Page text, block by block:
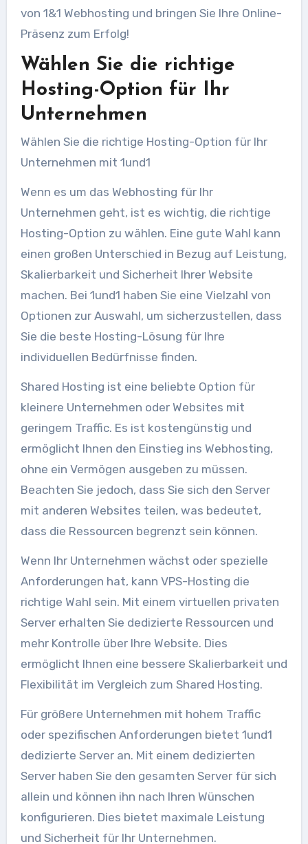
von 1&1 Webhosting und bringen Sie Ihre Online-
Präsenz zum Erfolg!
Wählen Sie die richtige
Hosting-Option für Ihr
Unternehmen
Wählen Sie die richtige Hosting-Option für Ihr
Unternehmen mit 1und1
Wenn es um das Webhosting für Ihr
Unternehmen geht, ist es wichtig, die richtige
Hosting-Option zu wählen. Eine gute Wahl kann
einen großen Unterschied in Bezug auf Leistung,
Skalierbarkeit und Sicherheit Ihrer Website
machen. Bei 1und1 haben Sie eine Vielzahl von
Optionen zur Auswahl, um sicherzustellen, dass
Sie die beste Hosting-Lösung für Ihre
individuellen Bedürfnisse finden.
Shared Hosting ist eine beliebte Option für
kleinere Unternehmen oder Websites mit
geringem Traffic. Es ist kostengünstig und
ermöglicht Ihnen den Einstieg ins Webhosting,
ohne ein Vermögen ausgeben zu müssen.
Beachten Sie jedoch, dass Sie sich den Server
mit anderen Websites teilen, was bedeutet,
dass die Ressourcen begrenzt sein können.
Wenn Ihr Unternehmen wächst oder spezielle
Anforderungen hat, kann VPS-Hosting die
richtige Wahl sein. Mit einem virtuellen privaten
Server erhalten Sie dedizierte Ressourcen und
mehr Kontrolle über Ihre Website. Dies
ermöglicht Ihnen eine bessere Skalierbarkeit und
Flexibilität im Vergleich zum Shared Hosting.
Für größere Unternehmen mit hohem Traffic
oder spezifischen Anforderungen bietet 1und1
dedizierte Server an. Mit einem dedizierten
Server haben Sie den gesamten Server für sich
allein und können ihn nach Ihren Wünschen
konfigurieren. Dies bietet maximale Leistung
und Sicherheit für Ihr Unternehmen.